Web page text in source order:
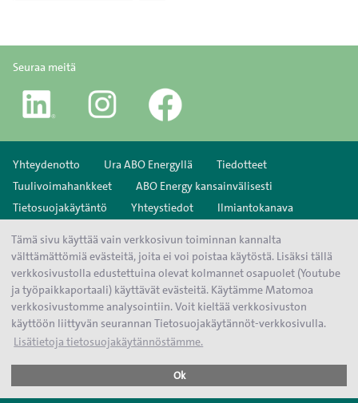
Tämä sivu käyttää vain verkkosivun toiminnan kannalta
välttämättömiä evästeitä, joita ei voi poistaa käytöstä. Lisäksi tällä
verkkosivustolla edustettuina olevat kolmannet osapuolet (Youtube
ja työpaikkaportaali) käyttävät evästeitä. Käytämme Matomoa
verkkosivustomme analysointiin. Voit kieltää verkkosivuston
käyttöön liittyvän seurannan Tietosuojakäytännöt-verkkosivulla.
Lisätietoja tietosuojakäytännöstämme.
Ok
Seuraa meitä
Yhteydenotto Ura ABO Energyllä
Tiedotteet
Tuulivoimahankkeet
ABO Energy kansainvälisesti
Tietosuojakäytäntö
Yhteystiedot
Ilmiantokanava